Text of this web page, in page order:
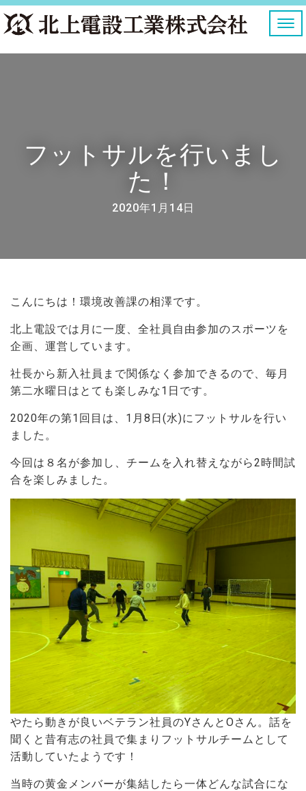
ナ
ゲ
フットサルを行いまし
た！
2020年1月14日
こんにちは！環境改善課の相澤です。
北上電設では月に一度、全社員自由参加のスポーツを
企画、運営しています。
社長から新入社員まで関係なく参加できるので、毎月
第二水曜日はとても楽しみな1日です。
2020年の第1回目は、1月8日(水)にフットサルを行い
ました。
今回は８名が参加し、チームを入れ替えながら2時間試
合を楽しみました。
やたら動きが良いベテラン社員のYさんとOさん。話を
聞くと昔有志の社員で集まりフットサルチームとして
活動していたようです！
当時の黄金メンバーが集結したら一体どんな試合にな